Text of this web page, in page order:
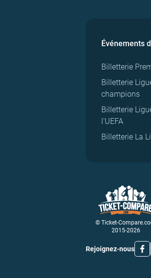
Événements
Billetterie
Billetterie
champions
Billetterie
l'UEFA
Billetterie La
© Ticket-
2015-2026
Rejoignez-nous